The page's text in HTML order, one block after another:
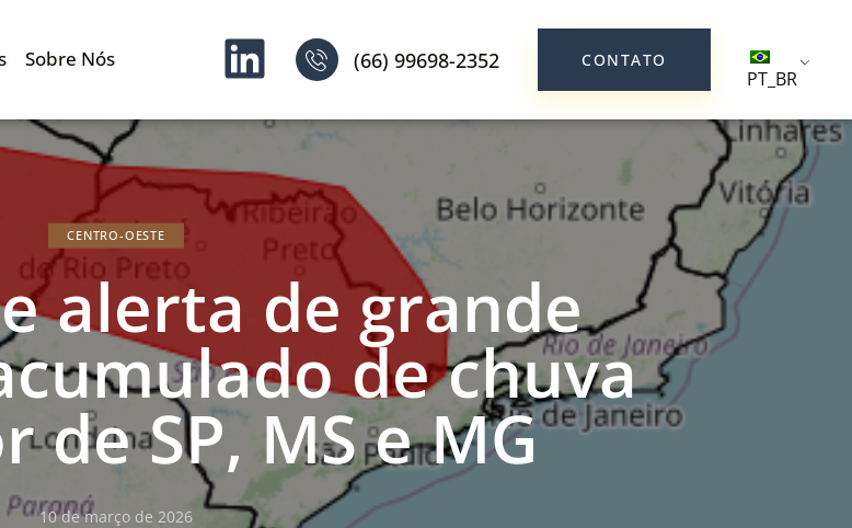
Sobre Nós (66) 99698-2352 CONTATO
PT_BR
CENTRO-OESTE
alerta de grande
de chuva
SP, MS e MG
10 de março de 2026